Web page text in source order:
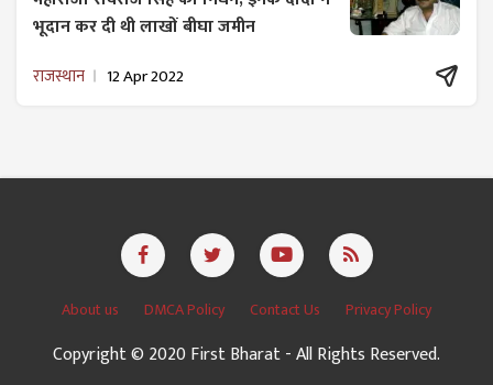
भूदान कर दी थी लाखों बीघा जमीन
राजस्थान 12 Apr 2022
About us DMCA Policy Contact Us Privacy Policy
Copyright © 2020 First Bharat - All Rights Reserved.